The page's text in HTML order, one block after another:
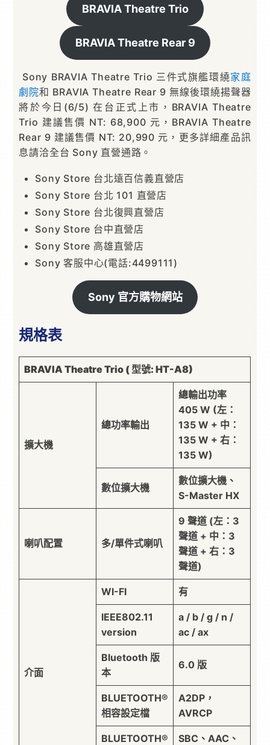
BRAVIA Theatre Trio
BRAVIA Theatre Rear 9
Sony BRAVIA Theatre Trio 三件式旗艦環繞家庭
劇院和 BRAVIA Theatre Rear 9 無線後環繞揚聲器
將於今日(6/5) 在台正式上市，BRAVIA Theatre
Trio 建議售價 NT: 68,900 元，BRAVIA Theatre
Rear 9 建議售價 NT: 20,990 元，更多詳細產品訊
息請洽全台 Sony 直營通路。
Sony Store 台北遠百信義直營店
Sony Store 台北 101 直營店
Sony Store 台北復興直營店
Sony Store 台中直營店
Sony Store 高雄直營店
Sony 客服中心(電話:4499111)
Sony 官方購物網站
規格表
BRAVIA Theatre Trio ( 型號: HT-A8)
擴大機
總功率輸出
總輸出功率
405 W (左：
135 W + 中：
135 W + 右：
135 W)
數位擴大機
數位擴大機、
S-Master HX
喇叭配置 多/單件式喇叭
9 聲道 (左：3
聲道 + 中：3
聲道 + 右：3
聲道)
介面
WI-FI 有
IEEE802.11
version
a / b / g / n /
ac / ax
Bluetooth 版
本
6.0 版
BLUETOOTH®
相容設定檔
A2DP，
AVRCP
BLUETOOTH®
SBC、AAC、